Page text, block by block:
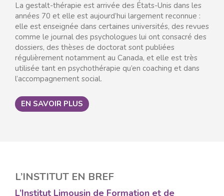
La gestalt-thérapie est arrivée des États-Unis dans les
années 70 et elle est aujourd’hui largement reconnue :
elle est enseignée dans certaines universités, des revues
comme le journal des psychologues lui ont consacré des
dossiers, des thèses de doctorat sont publiées
régulièrement notamment au Canada, et elle est très
utilisée tant en psychothérapie qu’en coaching et dans
l’accompagnement social.
EN SAVOIR PLUS
L’INSTITUT EN BREF
L’Institut Limousin de Formation et de